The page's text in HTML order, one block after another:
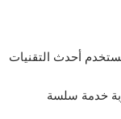
نستخدم أحدث التقنيات
خدمة سلسة